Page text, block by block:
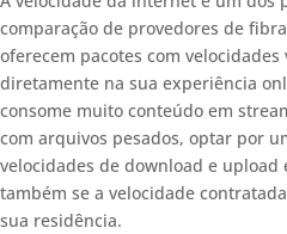
comparação de provedores de
oferecem pacotes com
diretamente na sua experiência
consome muito conteúdo em
com arquivos pesados, optar por
velocidades de download e
também se a velocidade
sua residência.